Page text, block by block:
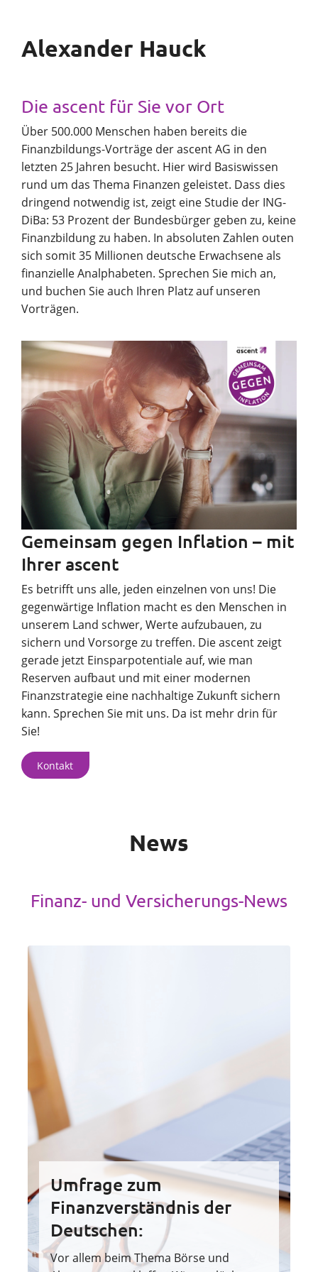
Alexander Hauck
Die ascent für Sie vor Ort
Über 500.000 Menschen haben bereits die
Finanzbildungs-Vorträge der ascent AG in den
letzten 25 Jahren besucht. Hier wird Basiswissen
rund um das Thema Finanzen geleistet. Dass dies
dringend notwendig ist, zeigt eine Studie der ING-
DiBa: 53 Prozent der Bundesbürger geben zu, keine
Finanzbildung zu haben. In absoluten Zahlen outen
sich somit 35 Millionen deutsche Erwachsene als
finanzielle Analphabeten. Sprechen Sie mich an,
und buchen Sie auch Ihren Platz auf unseren
Vorträgen.
Gemeinsam gegen Inflation – mit
Ihrer ascent
Es betrifft uns alle, jeden einzelnen von uns! Die
gegenwärtige Inflation macht es den Menschen in
unserem Land schwer, Werte aufzubauen, zu
sichern und Vorsorge zu treffen. Die ascent zeigt
gerade jetzt Einsparpotentiale auf, wie man
Reserven aufbaut und mit einer modernen
Finanzstrategie eine nachhaltige Zukunft sichern
kann. Sprechen Sie mit uns. Da ist mehr drin für
Sie!
Kontakt
News
Finanz- und Versicherungs-News
Umfrage zum
Finanzverständnis der
Deutschen:
Vor allem beim Thema Börse und